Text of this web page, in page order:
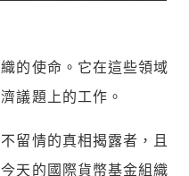
的使命。它在這些領域
議題上的工作。
留情的真相揭露者，且
天的國際貨幣基金組織